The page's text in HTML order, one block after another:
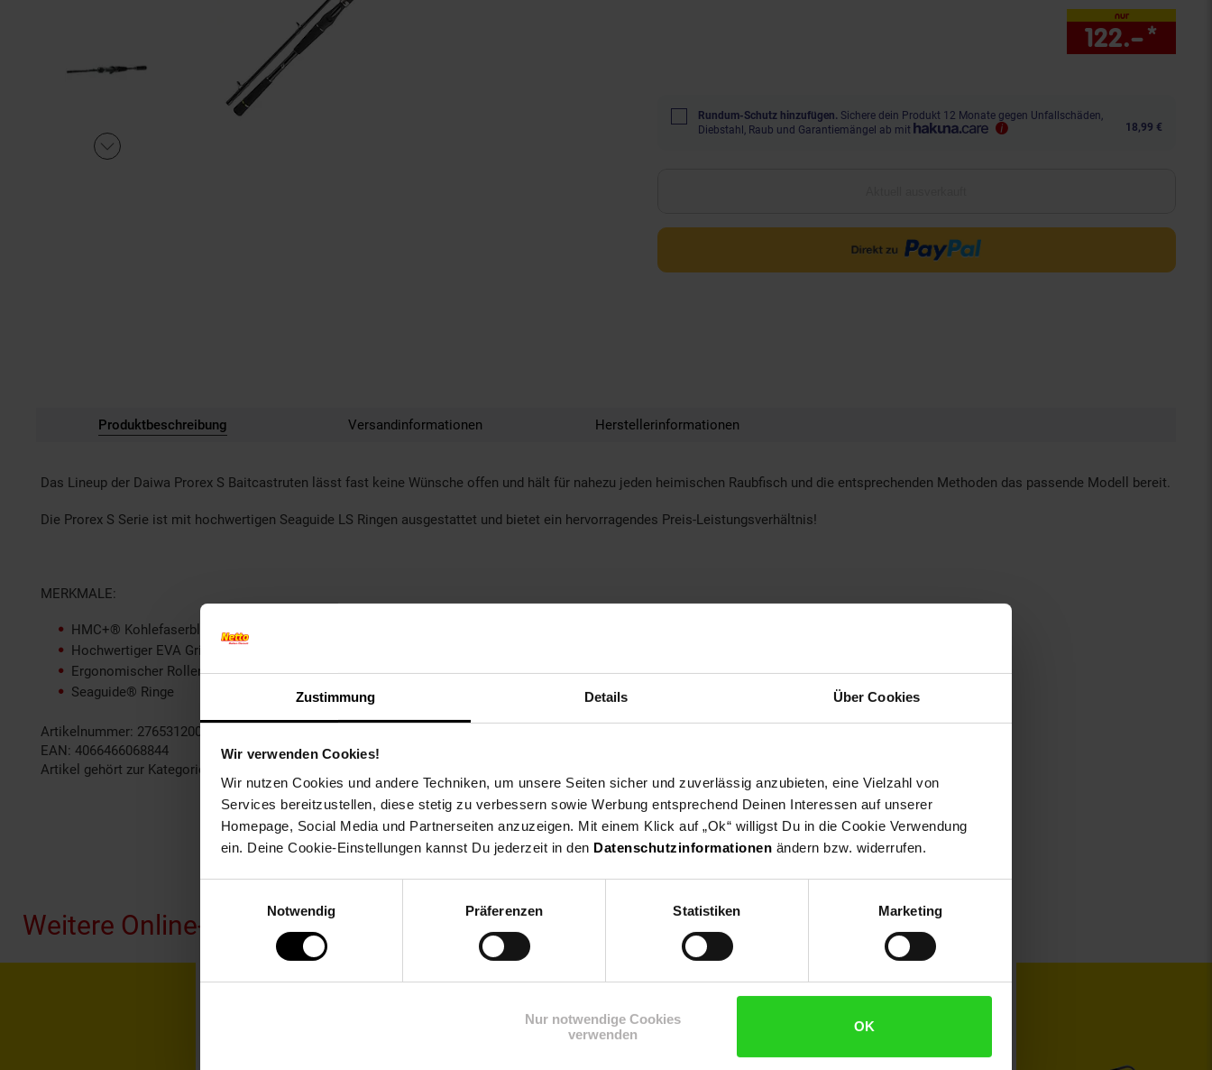
Zustimmung Details Über Cookies
Wir verwenden Cookies!
Wir nutzen Cookies und andere Techniken, um unsere Seiten sicher und zuverlässig anzubieten, eine Vielzahl von
Services bereitzustellen, diese stetig zu verbessern sowie Werbung entsprechend Deinen Interessen auf unserer
Homepage, Social Media und Partnerseiten anzuzeigen. Mit einem Klick auf „Ok“ willigst Du in die Cookie Verwendung
ein. Deine Cookie-Einstellungen kannst Du jederzeit in den Datenschutzinformationen ändern bzw. widerrufen.
Notwendig
Präferenzen Statistiken Marketing
Nur notwendige Cookies
verwenden
OK
nur
122.–*
Rundum-Schutz hinzufügen. Sichere dein Produkt 12 Monate gegen Unfallschäden,
Diebstahl, Raub und Garantiemängel ab mit
18,99 €
Produktbeschreibung Versandinformationen Herstellerinformationen
Das Lineup der Daiwa Prorex S Baitcastruten lässt fast keine Wünsche offen und hält für nahezu jeden heimischen Raubfisch und die entsprechenden Methoden das passende Modell bereit.
Die Prorex S Serie ist mit hochwertigen Seaguide LS Ringen ausgestattet und bietet ein hervorragendes Preis-Leistungsverhältnis!
MERKMALE:
HMC+® Kohlefaserblank
Hochwertiger EVA Griff
Ergonomischer Rollenhalter
Seaguide® Ringe
Artikelnummer: 2765312002
EAN: 4066466068844
Artikel gehört zur Kategorie:
Weitere Online-Angebote
Netto Reisen TV-Shop Weinwelt Rezeptwelt NettoKOM Karriere